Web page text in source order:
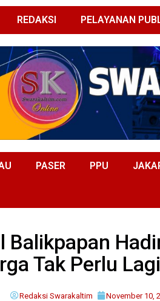
REDAKSI PELAYANAN
PASER PPU
Balikpapan
Tak Perlu
Redaksi Swarakaltim November 10,